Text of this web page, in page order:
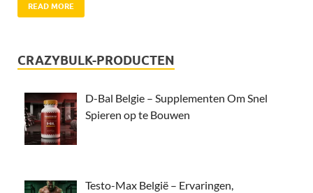
READ MORE
CRAZYBULK-PRODUCTEN
D-Bal Belgie – Supplementen Om Snel
Spieren op te Bouwen
Testo-Max België – Ervaringen,